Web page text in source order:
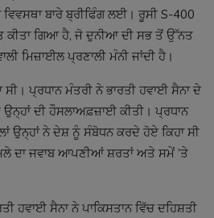
ਬਾਰੇ ਬ੍ਰੀਫਿੰਗ ਲਈ। ਰੂਸੀ S-400
ਕੀਤਾ ਗਿਆ ਹੈ, ਜੋ ਦੁਨੀਆ ਦੀ ਸਭ ਤੋਂ ਉੱਨਤ
ਮਿਜ਼ਾਈਲ ਪ੍ਰਣਾਲੀ ਮੰਨੀ ਜਾਂਦੀ ਹੈ।
ਪ੍ਰਧਾਨ ਮੰਤਰੀ ਨੇ ਭਾਰਤੀ ਹਵਾਈ ਸੈਨਾ ਦੇ
ਉਨ੍ਹਾਂ ਦੀ ਹੌਸਲਾਅਫ਼ਜ਼ਾਈ ਕੀਤੀ। ਪ੍ਰਧਾਨ
ਉਨ੍ਹਾਂ ਨੇ ਦੇਸ਼ ਨੂੰ ਸੰਬੋਧਨ ਕਰਦੇ ਹੋਏ ਕਿਹਾ ਸੀ
ਦਾ ਜਵਾਬ ਆਪਣੀਆਂ ਸ਼ਰਤਾਂ ਅਤੇ ਸਮੇਂ ’ਤੇ
ਹਵਾਈ ਸੈਨਾ ਨੇ ਪਾਕਿਸਤਾਨ ਵਿੱਚ ਦਹਿਸ਼ਤੀ